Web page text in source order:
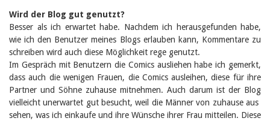
Wird der Blog gut genutzt?
Besser als ich erwartet habe. Nachdem ich herausgefunden habe,
wie ich den Benutzer meines Blogs erlauben kann, Kommentare zu
schreiben wird auch diese Möglichkeit rege genutzt.
Im Gespräch mit Benutzern die Comics ausliehen habe ich gemerkt,
dass auch die wenigen Frauen, die Comics ausleihen, diese für ihre
Partner und Söhne zuhause mitnehmen. Auch darum ist der Blog
vielleicht unerwartet gut besucht, weil die Männer von zuhause aus
sehen, was ich einkaufe und ihre Wünsche ihrer Frau mitteilen. Diese